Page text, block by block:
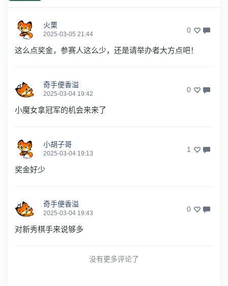
火栗
2025-03-05 21:44 0
这么点奖金，参赛人这么少，还是请举办者大方点吧！
奇手便香溢
2025-03-04 19:42 0
小魔女拿冠军的机会来来了
小胡子哥
2025-03-04 19:13 1
奖金好少
奇手便香溢
2025-03-04 19:43 0
对新秀棋手来说够多
没有更多评论了